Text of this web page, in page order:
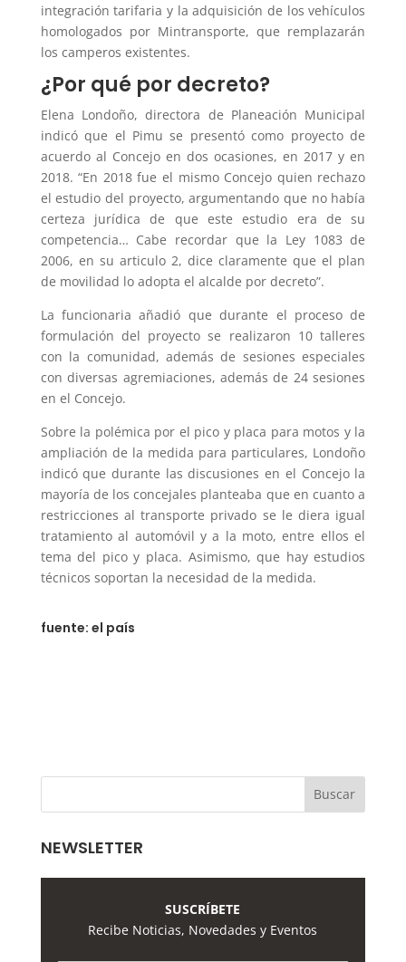
integración tarifaria y la adquisición de los vehículos
homologados por Mintransporte, que remplazarán
los camperos existentes.
¿Por qué por decreto?
Elena Londoño, directora de Planeación Municipal
indicó que el Pimu se presentó como proyecto de
acuerdo al Concejo en dos ocasiones, en 2017 y en
2018. “En 2018 fue el mismo Concejo quien rechazo
el estudio del proyecto, argumentando que no había
certeza jurídica de que este estudio era de su
competencia… Cabe recordar que la Ley 1083 de
2006, en su articulo 2, dice claramente que el plan
de movilidad lo adopta el alcalde por decreto”.
La funcionaria añadió que durante el proceso de
formulación del proyecto se realizaron 10 talleres
con la comunidad, además de sesiones especiales
con diversas agremiaciones, además de 24 sesiones
en el Concejo.
Sobre la polémica por el pico y placa para motos y la
ampliación de la medida para particulares, Londoño
indicó que durante las discusiones en el Concejo la
mayoría de los concejales planteaba que en cuanto a
restricciones al transporte privado se le diera igual
tratamiento al automóvil y a la moto, entre ellos el
tema del pico y placa. Asimismo, que hay estudios
técnicos soportan la necesidad de la medida.
fuente: el país
NEWSLETTER
SUSCRÍBETE
Recibe Noticias, Novedades y Eventos